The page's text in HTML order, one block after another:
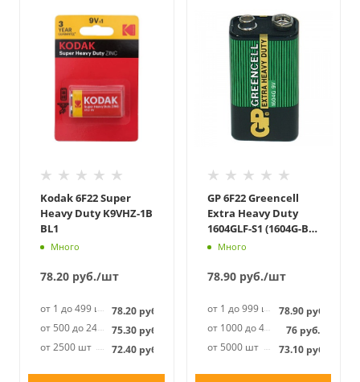
Kodak 6F22 Super
Heavy Duty K9VHZ-1B
BL1
Много
78.20 руб./шт
от 1 до 499 шт 78.20 руб.
от 500 до 2499 шт75.30 руб.
от 2500 шт
72.40 руб.
GP 6F22 Greencell
Extra Heavy Duty
1604GLF-S1 (1604G-B)
SR1Много
78.90руб./шт
от 1 до 999 шт 78.90руб.
от 1000 до 4999 шт
76 руб.
от 5000 шт
73.10руб.